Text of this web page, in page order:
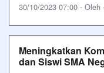
30/10/2023 07:00 - Oleh
Meningkatkan
dan Siswi SMA